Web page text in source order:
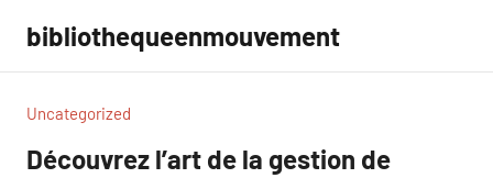
contenu
bibliothequeenmouvement
Uncategorized
Découvrez l’art de la gestion de